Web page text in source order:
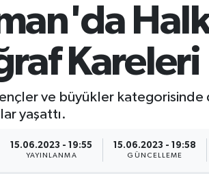
Halk
Kareleri
ve büyükler kategorisinde
yaşattı.
15.06.2023 - 19:55
YAYINLANMA
15.06.2023 - 19:58
GÜNCELLEME
Fikstür